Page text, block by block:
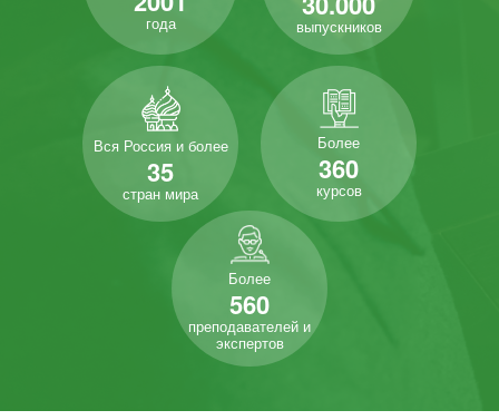
года выпускников
Вся Россия и более
35
стран мира
Более
360
курсов
Более
560
преподавателей и
экспертов